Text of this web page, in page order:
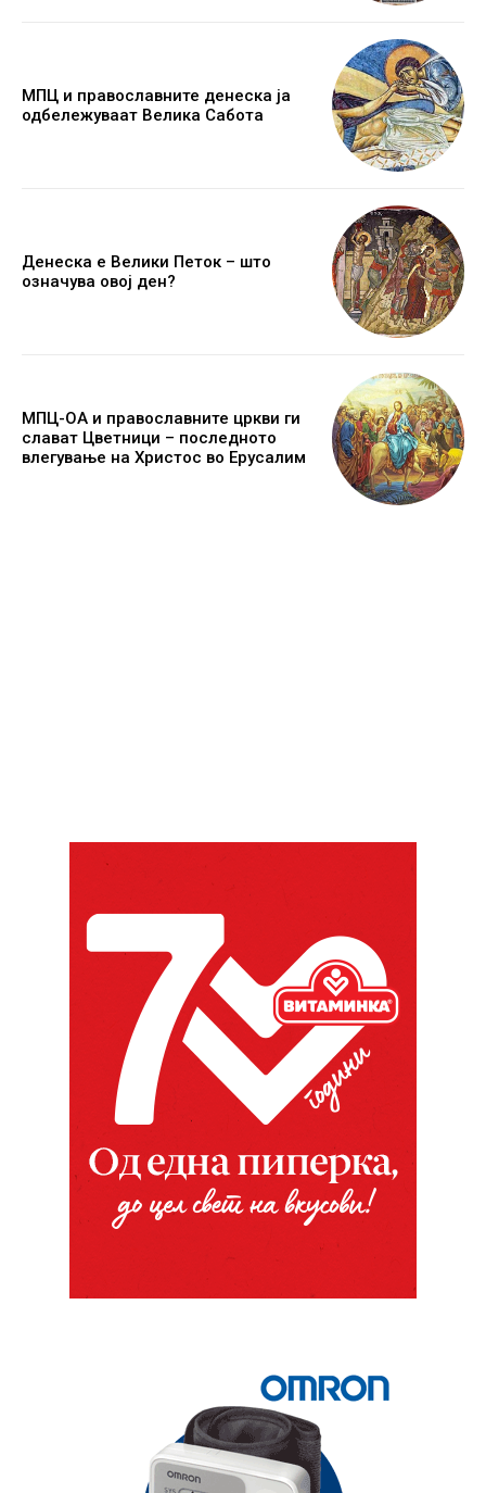
МПЦ и православните денеска ја
одбележуваат Велика Сабота
Денеска е Велики Петок – што
означува овој ден?
МПЦ-ОА и православните цркви ги
слават Цветници – последното
влегување на Христос во Ерусалим